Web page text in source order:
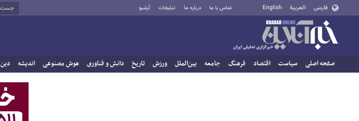
فارسی العربية English تماس با ما درباره ما تبلیغات آرشیو
صفحه اصلی سیاست اقتصاد فرهنگ جامعه بین‌الملل ورزش تاریخ دانش و فناوری هوش مصنوعی اندیشه دین